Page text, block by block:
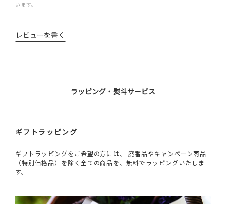
います。
レビューを書く
ラッピング・熨斗サービス
ギフトラッピング
ギフトラッピングをご希望の方には、 廃番品やキャンペーン商品
（特別価格品）を除く全ての商品を、無料でラッピングいたしま
す。